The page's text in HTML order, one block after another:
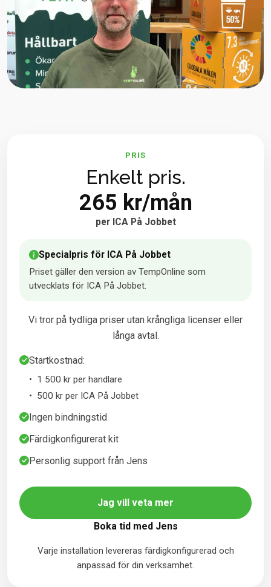
PRIS
Enkelt pris.
265 kr/mån
per ICA På Jobbet
Specialpris för ICA På Jobbet
Priset gäller den version av TempOnline som
utvecklats för ICA På Jobbet.
Vi tror på tydliga priser utan krångliga licenser eller
långa avtal.
Startkostnad:
1 500 kr per handlare
500 kr per ICA På Jobbet
Ingen bindningstid
Färdigkonfigurerat kit
Personlig support från Jens
Jag vill veta mer
Boka tid med Jens
Varje installation levereras färdigkonfigurerad och
anpassad för din verksamhet.